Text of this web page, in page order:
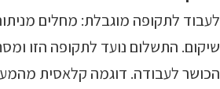
לעבוד לתקופה מוגבלת: מחלים
שיקום. התשלום נועד לתקופה הזו
הכושר לעבודה. דוגמה קלאסית